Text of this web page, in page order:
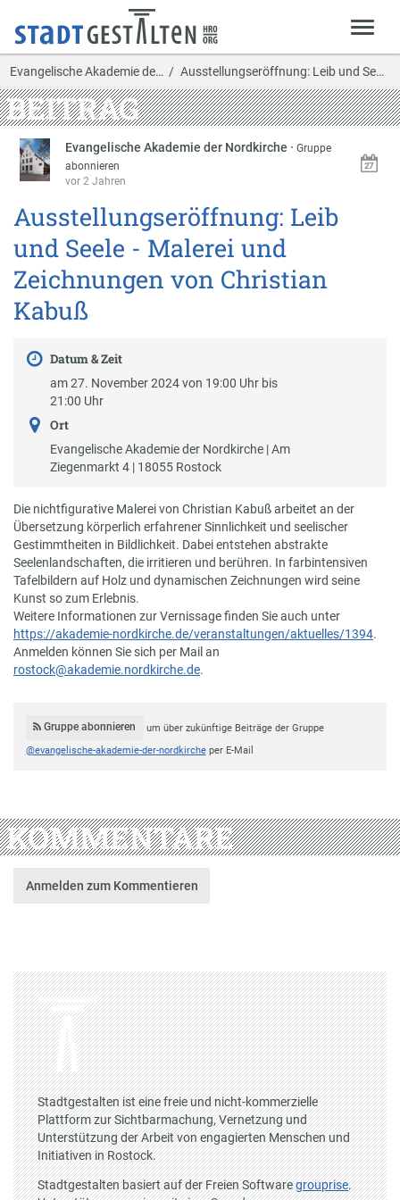
Evangelische Akademie de… Ausstellungseröffnung: Leib und Seele - Malerei u…
BEITRAG
Evangelische Akademie der Nordkirche ·Gruppe
abonnieren
vor 2 Jahren
Ausstellungseröffnung: Leib
und Seele - Malerei und
Zeichnungen von Christian
Kabuß
Datum & Zeit
am 27. November 2024 von 19:00 Uhr bis
21:00 Uhr
Ort
Evangelische Akademie der Nordkirche | Am
Ziegenmarkt 4 | 18055 Rostock
Die nichtfigurative Malerei von Christian Kabuß arbeitet an der
Übersetzung körperlich erfahrener Sinnlichkeit und seelischer
Gestimmtheiten in Bildlichkeit. Dabei entstehen abstrakte
Seelenlandschaften, die irritieren und berühren. In farbintensiven
Tafelbildern auf Holz und dynamischen Zeichnungen wird seine
Kunst so zum Erlebnis.
Weitere Informationen zur Vernissage finden Sie auch unter
https://akademie-nordkirche.de/veranstaltungen/aktuelles/1394.
Anmelden können Sie sich per Mail an
rostock@akademie.nordkirche.de.
Gruppe abonnieren
um über zukünftige Beiträge der Gruppe
@evangelische-akademie-der-nordkircheper E-Mail
KOMMENTARE
Anmelden zum Kommentieren
Stadtgestalten ist eine freie und nicht-kommerzielle
Plattform zur Sichtbarmachung, Vernetzung und
Unterstützung der Arbeit von engagierten Menschen und
Initiativen in Rostock.
Stadtgestalten basiert auf der Freien Softwaregrouprise.